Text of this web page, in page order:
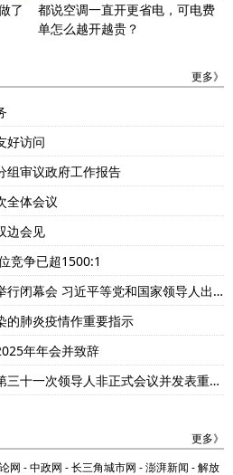
了
都说空调一直开更省电，可电费
单怎么越开越贵？
更多》
好访问
组审议政府工作报告
全体会议
边会见
竞争已超1500:1
行闭幕会 习近平等党和国家领导人出
的肺炎疫情作重要指示
年年会并致辞
十一次领导人非正式会议并发表重要
更多》
网 -中政网 -长三角城市网 -澎湃新闻 -解放